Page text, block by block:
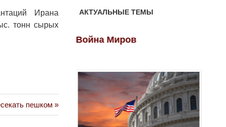
Ирана
тонн сырых
пешком
АКТУАЛЬНЫЕ ТЕМЫ
Война Миров